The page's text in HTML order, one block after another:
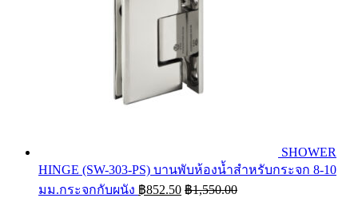
SHOWER
HINGE (SW-303-PS) บานพับห้องน้ำสำหรับกระจก 8-10
มม.กระจกกับผนัง ฿852.50 ฿1,550.00